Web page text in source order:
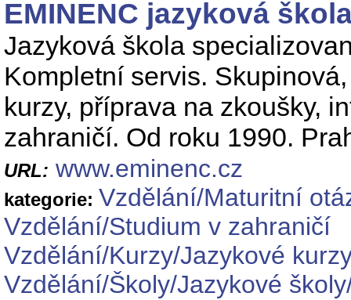
EMINENC jazyková
Jazyková škola
Kompletní servis.
kurzy, příprava na zkoušky,
zahraničí. Od roku 1990.
URL: www.eminenc.cz
kategorie: Vzdělání/Maturitní
Vzdělání/Studium v zahraničí
Vzdělání/Kurzy/Jazykové
Vzdělání/Školy/Jazykové